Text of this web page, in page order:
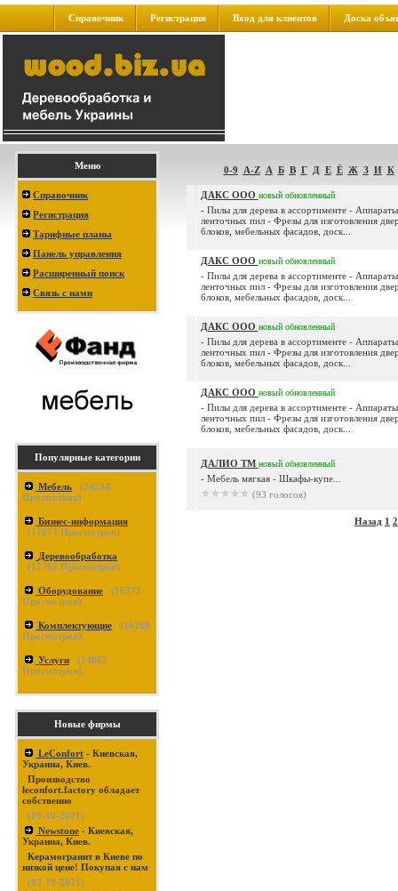
Справочник Регистрация Вход для клиентов Доска
Меню
Справочник
Регистрация
Тарифные планы
Панель управления
Расширенный поиск
Связь с нами
Популярные категории
Мебель (24234
Просмотров)
Бизнес-информация
(17873 Просмотров)
Деревообработка
(17763 Просмотров)
Оборудование (16371
Просмотров)
Комплектующие (16288
Просмотров)
Услуги (14865
Просмотров)
Новые фирмы
LeConfort - Киевская,
Украина, Киев.
Производство
leconfort.factory обладает
собственно
(03-19-2021)
Newstone - Киевская,
Украина, Киев.
Керамогранит в Киеве по
низкой цене! Покупая с нам
(03-19-2021)
0-9 A-Z А Б В Г Д Е Ё Ж З И К
ДАКС ООО новый обновленный
- Пилы для дерева в ассортименте - Аппараты
ленточных пил - Фрезы для изготовления
блоков, мебельных фасадов, доск...
ДАКС ООО новый обновленный
- Пилы для дерева в ассортименте - Аппараты
ленточных пил - Фрезы для изготовления
блоков, мебельных фасадов, доск...
ДАКС ООО новый обновленный
- Пилы для дерева в ассортименте - Аппараты
ленточных пил - Фрезы для изготовления
блоков, мебельных фасадов, доск...
ДАКС ООО новый обновленный
- Пилы для дерева в ассортименте - Аппараты
ленточных пил - Фрезы для изготовления
блоков, мебельных фасадов, доск...
ДАЛИО ТМ новый обновленный
- Мебель мягкая - Шкафы-купе...
(93 голосов)
Назад 1 2